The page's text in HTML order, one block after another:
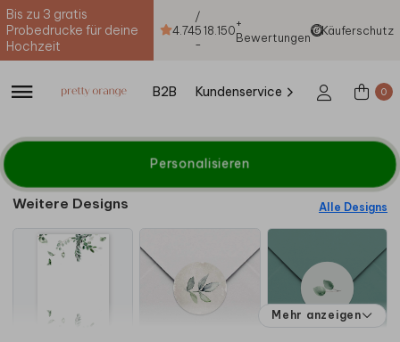
Bis zu 3 gratis
Probedrucke für deine
Hochzeit
4.74
/
5
-
18.150+
Bewertungen
Käuferschutz
B2B Kundenservice 0
Personalisieren
Weitere Designs Alle Designs
Mehr anzeigen